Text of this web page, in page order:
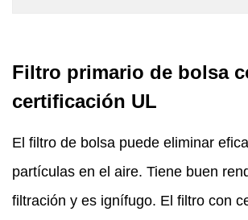
Filtro primario de bolsa
certificación UL
El filtro de bolsa puede eliminar
partículas en el aire. Tiene buen
filtración y es ignífugo. El filtro con